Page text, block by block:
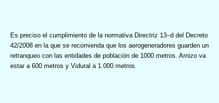
Es preciso el cumplimiento de la normativa Directriz 13–d del Decreto
42/2008 en la que se recomienda que los aerogeneradores guarden un
retranqueo con las entidades de población de 1000 metros. Arnizo va
estar a 600 metros y Vidural a 1.000 metros.